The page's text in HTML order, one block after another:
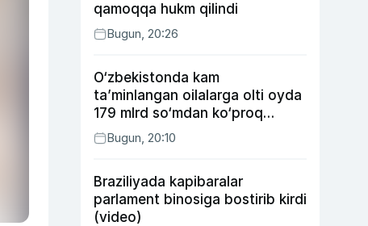
qamoqqa hukm qilindi
Bugun, 20:26
O‘zbekistonda kam
ta’minlangan oilalarga olti oyda
179 mlrd so‘mdan ko‘proq
ijtimoiy keshbek to‘lab berildi
Bugun, 20:10
Braziliyada kapibaralar
parlament binosiga bostirib kirdi
(video)